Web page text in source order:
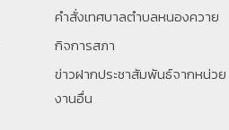
คำสั่งเทศบาลตำบลหนองควาย
กิจการสภา
ข่าวฝากประชาสัมพันธ์จากหน่วย
งานอื่น